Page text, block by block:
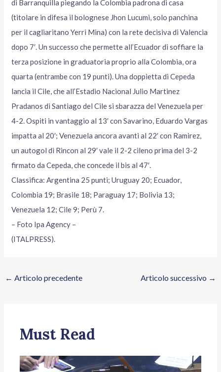
di Barranquilla piegando la Colombia padrona di casa
(titolare in difesa il bolognese Jhon Lucumi, solo panchina
per il cagliaritano Yerri Mina) con la rete decisiva di Valencia
dopo 7′. Un successo che permette all’Ecuador di soffiare la
terza posizione in graduatoria proprio alla Colombia, ora
quarta (entrambe con 19 punti). Una doppietta di Cepeda
lancia il Cile, che all’Estadio Nacional Julio Martinez
Pradanos di Santiago del Cile si sbarazza del Venezuela per
4-2. Ospiti in vantaggio al 13′ con Savarino, Eduardo Vargas
impatta al 20′; Venezuela ancora avanti al 22′ con Ramirez,
un autogol di Rincon al 29′ vale il 2-2 cileno prima del 3-2
firmato da Cepeda, che concede il bis al 47′.
Classifica: Argentina 25 punti; Uruguay 20; Ecuador,
Colombia 19; Brasile 18; Paraguay 17; Bolivia 13;
Venezuela 12; Cile 9; Perù 7.
– Foto Ipa Agency –
(ITALPRESS).
← Articolo precedente Articolo successivo →
Must Read